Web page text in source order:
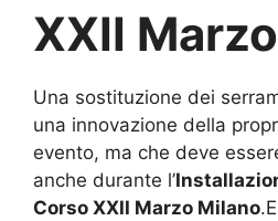
XXII
Una sostituzione dei
una innovazione della
evento, ma che deve
anche durante l’
Corso XXII Marzo Milano